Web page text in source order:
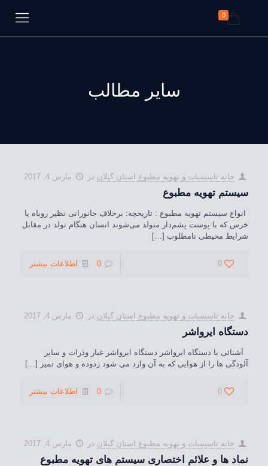
0
سایر مطالب
خانه تاسيسات و تهويه مطبوع استان گیلان در مارس 4, 2017
سیستم تهویه مطبوع
انواع سیستم تهویه مطبوع : تاریخچه: برخلاف جانورانی نظیر روباه یا
خرس که با پوست پشم‌دار متولد می‌شوند انسان هنگام تولد در مقابل
شرایط محیطی نامطلوب […]
0
0 اطلاعات بیشتر
خانه تاسيسات و تهويه مطبوع استان گیلان در مارس 4, 2017
دستگاه ایرواشر
آشنائی با دستگاه ایرواشر دستگاه ایرواشر غبار وذرات و سایر
آلودگی ها را از هوایی که به آن وارد می شود زدوده و هوای تمیز
[…]
0
0 اطلاعات بیشتر
خانه تاسيسات و تهويه مطبوع استان گیلان در مارس 4, 2017
نماد ها و علائم اختصاری سیستم های تهویه مطبوع